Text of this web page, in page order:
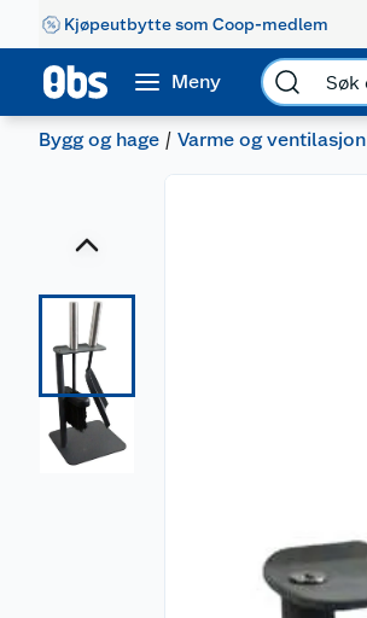
Kjøpeutbytte som Coop-medlem
Meny
Bygg og hage Varme og ventilasjon